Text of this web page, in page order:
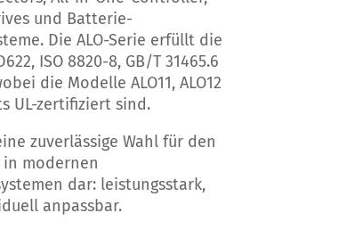
und Batterie-
Die ALO-Serie erfüllt die
ISO 8820-8, GB/T 31465.6
die Modelle ALO11, ALO12
UL-zertifiziert sind.
zuverlässige Wahl für den
modernen
dar: leistungsstark,
anpassbar.